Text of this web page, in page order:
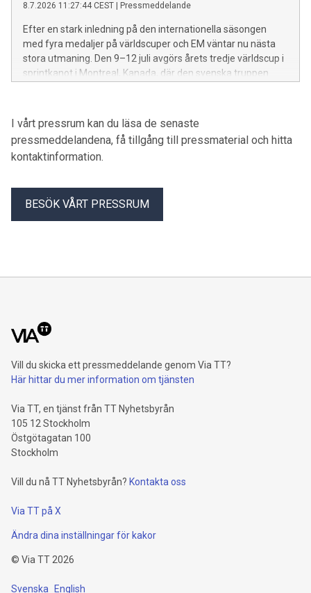
8.7.2026 11:27:44 CEST Pressmeddelande
Efter en stark inledning på den internationella säsongen
med fyra medaljer på världscuper och EM väntar nu nästa
stora utmaning. Den 9–12 juli avgörs årets tredje världscup i
sprintkanot i Montreal, Kanada, där den svenska truppen
I vårt pressrum kan du läsa de senaste
pressmeddelandena, få tillgång till pressmaterial och hitta
kontaktinformation.
BESÖK VÅRT PRESSRUM
Vill du skicka ett pressmeddelande genom Via TT?
Här hittar du mer information om tjänsten
Via TT, en tjänst från TT Nyhetsbyrån
105 12 Stockholm
Östgötagatan 100
Stockholm
Vill du nå TT Nyhetsbyrån? Kontakta oss
Via TT på X
Ändra dina inställningar för kakor
© Via TT2026
Svenska English